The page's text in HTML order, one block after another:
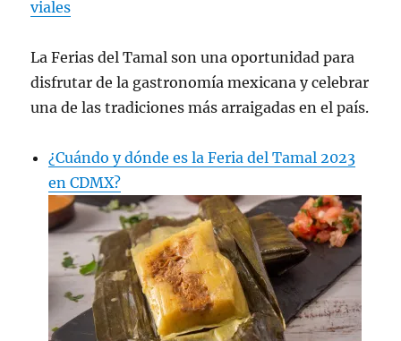
viales
La Ferias del Tamal son una oportunidad para
disfrutar de la gastronomía mexicana y celebrar
una de las tradiciones más arraigadas en el país.
¿Cuándo y dónde es la Feria del Tamal 2023
en CDMX?